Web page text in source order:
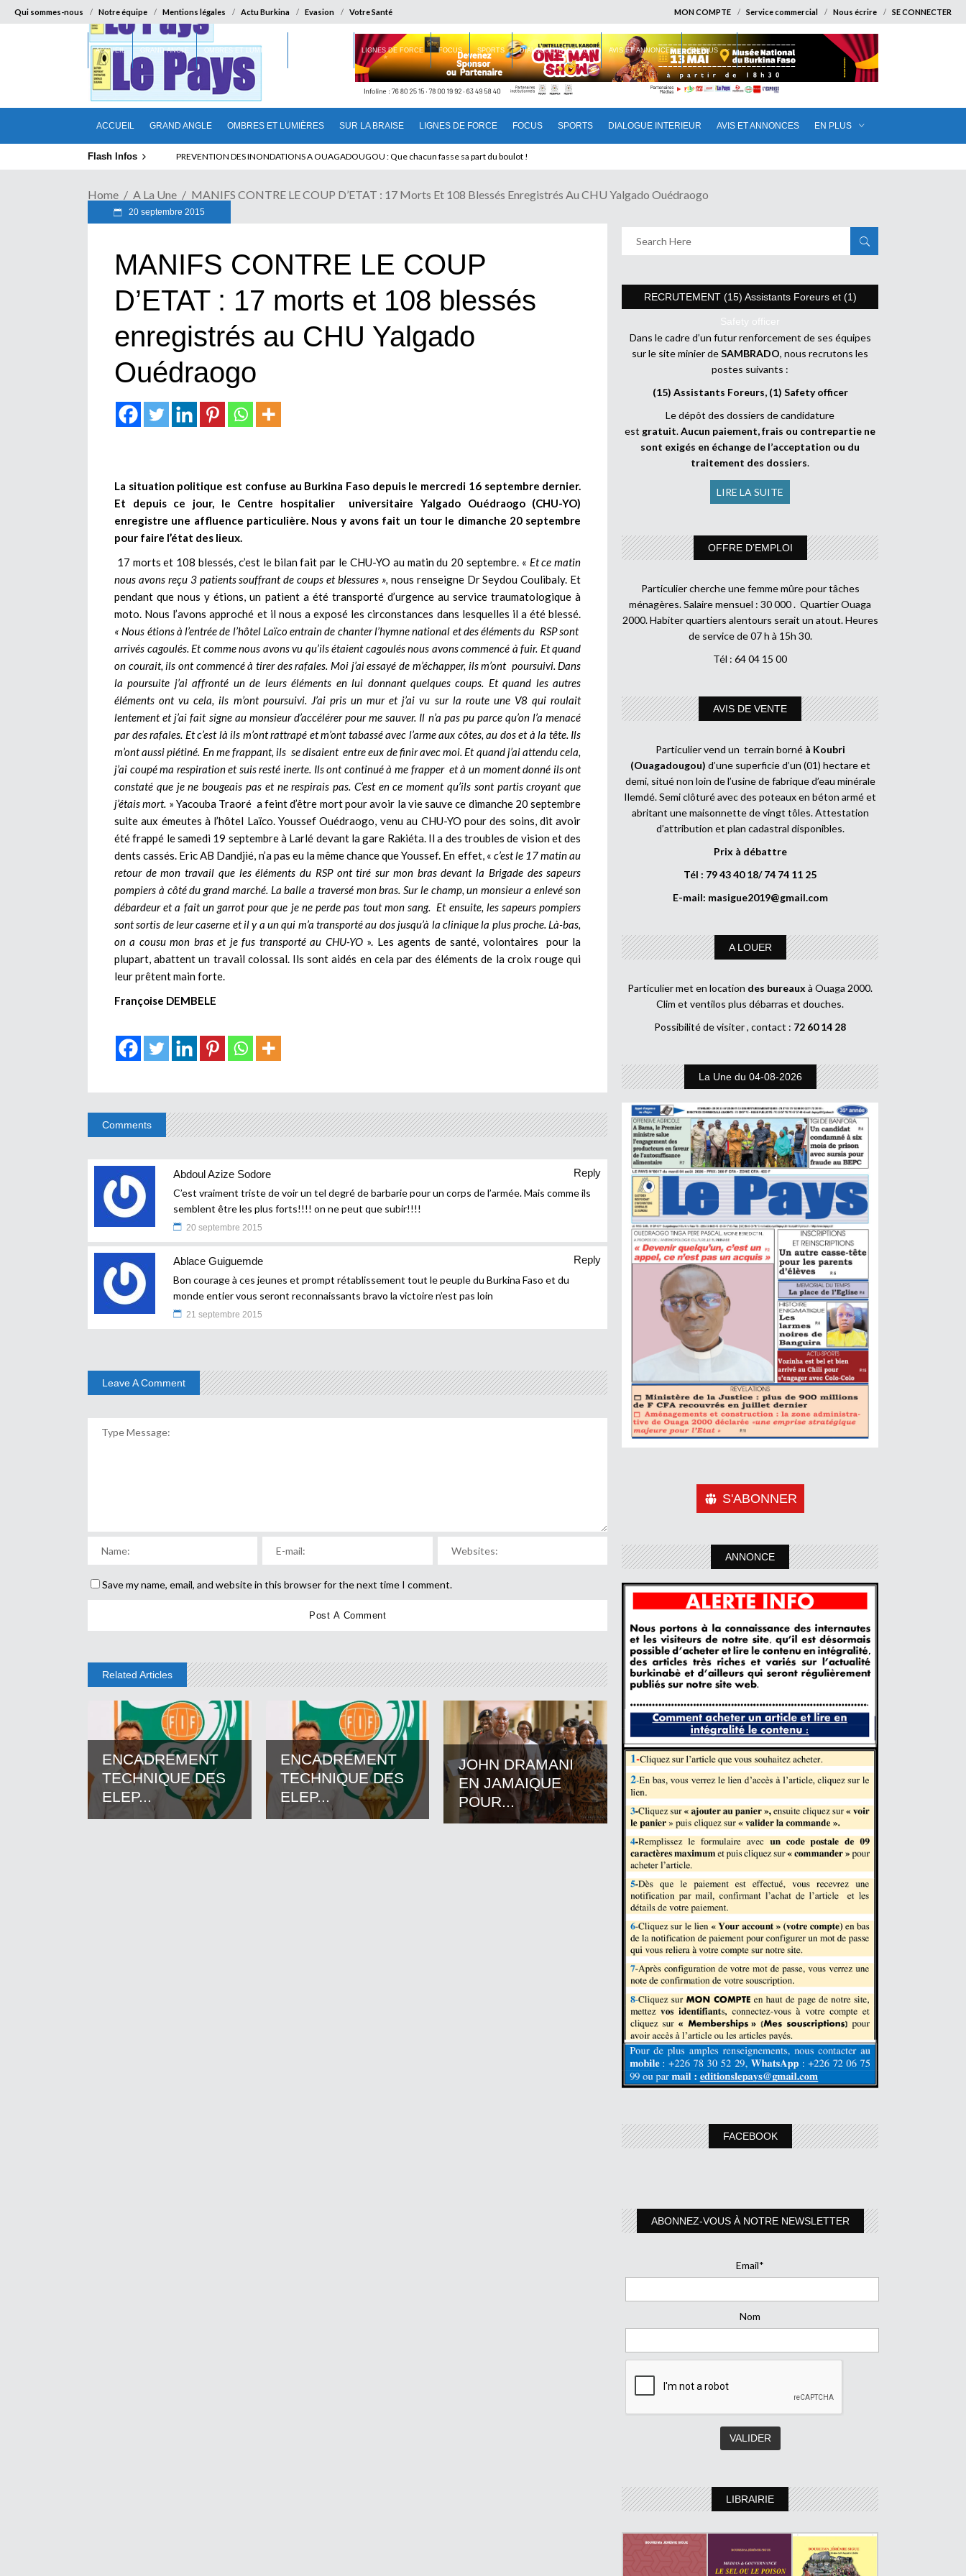
Qui sommes-nous Notre équipe Mentions légales Actu Burkina Evasion Votre Santé MON COMPTE Service commercial Nous écrire SE CONNECTER
ACCUEIL GRAND ANGLE OMBRES ET LUMIÈRES SUR LA BRAISE LIGNES DE FORCE FOCUS SPORTS DIALOGUE INTERIEUR AVIS ET ANNONCES EN PLUS
ACCUEIL GRAND ANGLE OMBRES ET LUMIÈRES LIGNES DE FORCE FOCUS SPORTS DIALOGUE INTERIEUR AVIS ET ANNONCES EN PLUS
Flash Infos PREVENTION DES INONDATIONS A OUAGADOUGOU : Que chacun fasse sa part du boulot !
SEMAINE DE POKO : 7 lois immuables pour éviter une peau sèche
Home A La Une MANIFS CONTRE LE COUP D’ETAT : 17 Morts Et 108 Blessés Enregistrés Au CHU Yalgado Ouédraogo
20 septembre 2015
MANIFS CONTRE LE COUP
D’ETAT : 17 morts et 108 blessés
enregistrés au CHU Yalgado
Ouédraogo
La situation politique est confuse au Burkina Faso depuis le mercredi 16 septembre dernier.
Et depuis ce jour, le Centre hospitalier universitaire Yalgado Ouédraogo (CHU-YO)
enregistre une affluence particulière. Nous y avons fait un tour le dimanche 20 septembre
pour faire l’état des lieux.
17 morts et 108 blessés, c’est le bilan fait par le CHU-YO au matin du 20 septembre. « Et ce matin
nous avons reçu 3 patients souffrant de coups et blessures », nous renseigne Dr Seydou Coulibaly. Et
pendant que nous y étions, un patient a été transporté d’urgence au service traumatologique à
moto. Nous l’avons approché et il nous a exposé les circonstances dans lesquelles il a été blessé.
« Nous étions à l’entrée de l’hôtel Laïco entrain de chanter l’hymne national et des éléments du RSP sont
arrivés cagoulés. Et comme nous avons vu qu’ils étaient cagoulés nous avons commencé à fuir. Et quand
on courait, ils ont commencé à tirer des rafales. Moi j’ai essayé de m’échapper, ils m’ont poursuivi. Dans
la poursuite j’ai affronté un de leurs éléments en lui donnant quelques coups. Et quand les autres
éléments ont vu cela, ils m’ont poursuivi. J’ai pris un mur et j’ai vu sur la route une V8 qui roulait
lentement et j’ai fait signe au monsieur d’accélérer pour me sauver. Il n’a pas pu parce qu’on l’a menacé
par des rafales. Et c’est là ils m’ont rattrapé et m’ont tabassé avec l’arme aux côtes, au dos et à la tête. Ils
m’ont aussi piétiné. En me frappant, ils se disaient entre eux de finir avec moi. Et quand j’ai attendu cela,
j’ai coupé ma respiration et suis resté inerte. Ils ont continué à me frapper et à un moment donné ils ont
constaté que je ne bougeais pas et ne respirais pas. C’est en ce moment qu’ils sont partis croyant que
j’étais mort. » Yacouba Traoré a feint d’être mort pour avoir la vie sauve ce dimanche 20 septembre
suite aux émeutes à l’hôtel Laïco. Youssef Ouédraogo, venu au CHU-YO pour des soins, dit avoir
été frappé le samedi 19 septembre à Larlé devant la gare Rakiéta. Il a des troubles de vision et des
dents cassés. Eric AB Dandjié, n’a pas eu la même chance que Youssef. En effet, « c’est le 17 matin au
retour de mon travail que les éléments du RSP ont tiré sur mon bras devant la Brigade des sapeurs
pompiers à côté du grand marché. La balle a traversé mon bras. Sur le champ, un monsieur a enlevé son
débardeur et a fait un garrot pour que je ne perde pas tout mon sang. Et ensuite, les sapeurs pompiers
sont sortis de leur caserne et il y a un qui m’a transporté au dos jusqu’à la clinique la plus proche. Là-bas,
on a cousu mon bras et je fus transporté au CHU-YO». Les agents de santé, volontaires pour la
plupart, abattent un travail colossal. Ils sont aidés en cela par des éléments de la croix rouge qui
leur prêtent main forte.
Françoise DEMBELE
Comments
Abdoul Azize Sodore
Reply
C’est vraiment triste de voir un tel degré de barbarie pour un corps de l’armée. Mais comme ils
semblent être les plus forts!!!! on ne peut que subir!!!!
20 septembre 2015
Ablace Guiguemde
Reply
Bon courage à ces jeunes et prompt rétablissement tout le peuple du Burkina Faso et du
monde entier vous seront reconnaissants bravo la victoire n’est pas loin
21 septembre 2015
Leave A Comment
Save my name, email, and website in this browser for the next time I comment.
Related Articles
ENCADREMENT
TECHNIQUE DES
ELEP...
ENCADREMENT
TECHNIQUE DES
ELEP...
JOHN DRAMANI
EN JAMAIQUE
POUR...
RECRUTEMENT (15) Assistants Foreurs et (1)
Safety officer
Dans le cadre d’un futur renforcement de ses équipes
sur le site minier deSAMBRADO, nous recrutons les
postes suivants :
(15) Assistants Foreurs, (1) Safety officer
Le dépôt des dossiers de candidature
est gratuit.Aucun paiement, frais ou contrepartie ne
sont exigés en échange de l’acceptation ou du
traitement des dossiers.
LIRE LA SUITE
OFFRE D’EMPLOI
Particulier cherche une femme mûre pour tâches
ménagères. Salaire mensuel : 30 000 . Quartier Ouaga
2000. Habiter quartiers alentours serait un atout. Heures
de service de 07 h à 15h 30.
Tél : 64 04 15 00
AVIS DE VENTE
Particulier vend un terrain borné à Koubri
(Ouagadougou) d’une superficie d’un (01) hectare et
demi, situé non loin de l’usine de fabrique d’eau minérale
Ilemdé. Semi clôturé avec des poteaux en béton armé et
abritant une maisonnette de vingt tôles. Attestation
d’attribution et plan cadastral disponibles.
Prix à débattre
Tél : 79 43 40 18/ 74 74 11 25
E-mail: masigue2019@gmail.com
A LOUER
Particulier met en location des bureaux à Ouaga 2000.
Clim et ventilos plus débarras et douches.
Possibilité de visiter , contact : 72 60 14 28
La Une du 04-08-2026
S'ABONNER
ANNONCE
FACEBOOK
ABONNEZ-VOUS À NOTRE NEWSLETTER
Email*
Nom
LIBRAIRIE